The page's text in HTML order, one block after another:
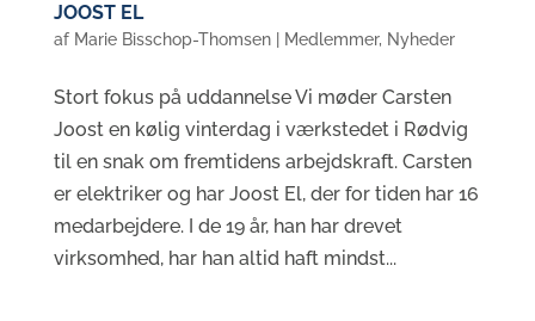
JOOST EL
af Marie Bisschop-Thomsen| Medlemmer, Nyheder
Stort fokus på uddannelse Vi møder Carsten
Joost en kølig vinterdag i værkstedet i Rødvig
til en snak om fremtidens arbejdskraft. Carsten
er elektriker og har Joost El, der for tiden har 16
medarbejdere. I de 19 år, han har drevet
virksomhed, har han altid haft mindst...